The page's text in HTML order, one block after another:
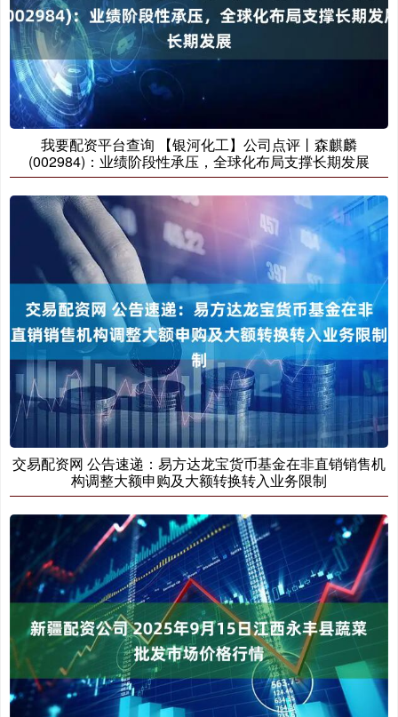
我要配资平台查询 【银河化工】公司点评丨森麒麟
(002984)：业绩阶段性承压，全球化布局支撑长期发展
交易配资网 公告速递：易方达龙宝货币基金在非直销销售机
构调整大额申购及大额转换转入业务限制